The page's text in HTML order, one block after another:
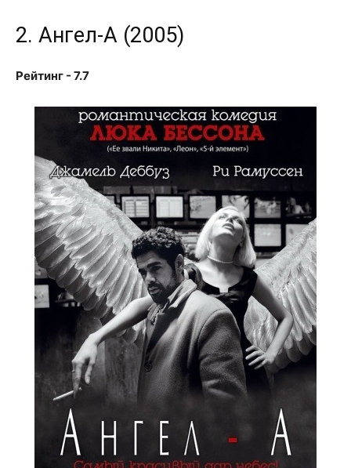
2. Ангел-А (2005)
Рейтинг - 7.7